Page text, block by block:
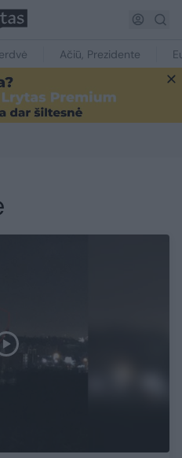
Ačiū, Prezidente